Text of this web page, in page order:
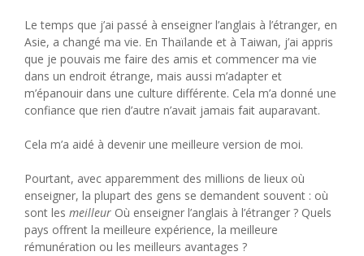
Le temps que j’ai passé à enseigner l’anglais à l’étranger, en
Asie, a changé ma vie. En Thaïlande et à Taiwan, j’ai appris
que je pouvais me faire des amis et commencer ma vie
dans un endroit étrange, mais aussi m’adapter et
m’épanouir dans une culture différente. Cela m’a donné une
confiance que rien d’autre n’avait jamais fait auparavant.
Cela m’a aidé à devenir une meilleure version de moi.
Pourtant, avec apparemment des millions de lieux où
enseigner, la plupart des gens se demandent souvent : où
sont les meilleur Où enseigner l’anglais à l’étranger ? Quels
pays offrent la meilleure expérience, la meilleure
rémunération ou les meilleurs avantages ?